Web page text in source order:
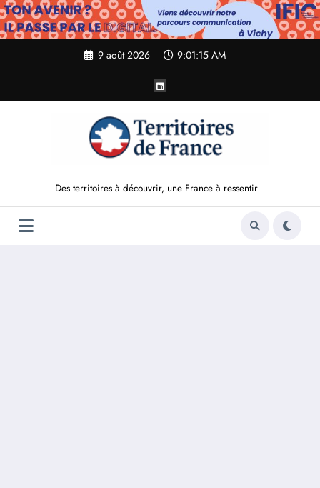
Aller
au
contenu
9 août 2026 9:01:16 AM
Des territoires à découvrir, une France à ressentir